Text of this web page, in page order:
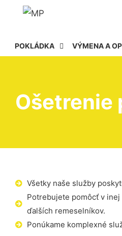
POKLÁDKA VÝMENA A
Ošetrenie
Všetky naše služby
Potrebujete pomôcť v
ďalších remeselníkov.
Ponúkame komplexné